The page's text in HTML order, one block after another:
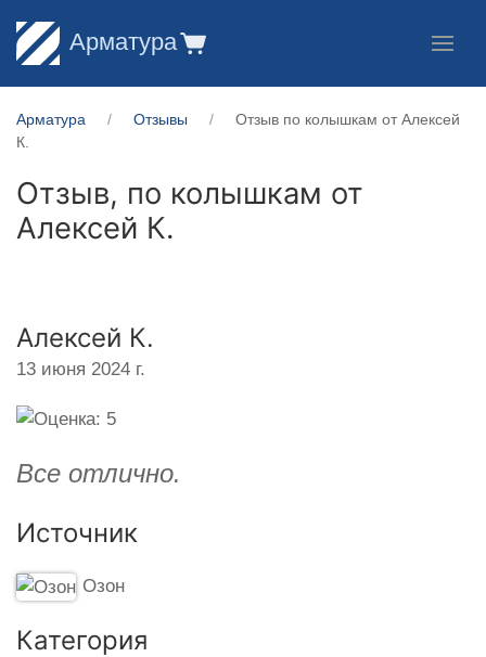
Арматура
Арматура Отзывы
Отзыв по колышкам от Алексей
К.
Отзыв, по колышкам от
Алексей К.
Алексей К.
13 июня 2024 г.
Все отлично.
Источник
Озон
Категория